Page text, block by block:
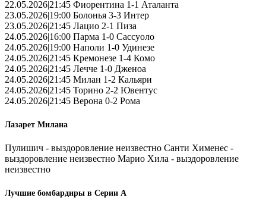
22.05.2026|21:45 Фиорентина 1-1 Аталанта
23.05.2026|19:00 Болонья 3-3 Интер
23.05.2026|21:45 Лацио 2-1 Пиза
24.05.2026|16:00 Парма 1-0 Сассуоло
24.05.2026|19:00 Наполи 1-0 Удинезе
24.05.2026|21:45 Кремонезе 1-4 Комо
24.05.2026|21:45 Лечче 1-0 Дженоа
24.05.2026|21:45 Милан 1-2 Кальяри
24.05.2026|21:45 Торино 2-2 Ювентус
24.05.2026|21:45 Верона 0-2 Рома
Лазарет Милана
Пулишич - выздоровление неизвестно Санти Хименес -
выздоровление неизвестно Марио Хила - выздоровление
неизвестно
Лучшие бомбардиры в Серии А